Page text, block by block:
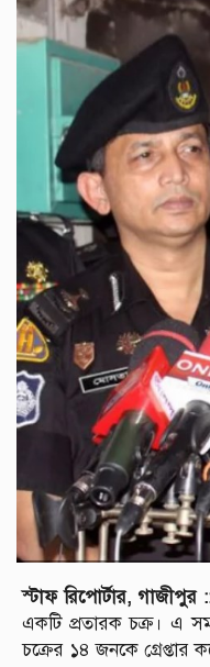
স্টাফ রিপোর্টার, গাজীপুর
একটি প্রতারক চক্র। এ
চক্রের ১৪ জনকে গ্রেপ্তার